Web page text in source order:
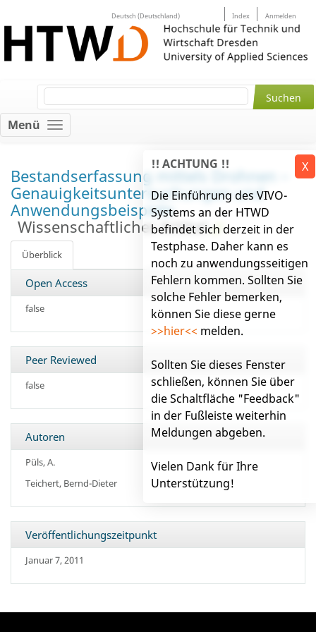
Deutsch (Deutschland) Index Anmelden
X
!! ACHTUNG !!
Die Einführung des VIVO-
Systems an der HTWD
befindet sich derzeit in der
Testphase. Daher kann es
noch zu anwendungsseitigen
Fehlern kommen. Sollten Sie
solche Fehler bemerken,
können Sie diese gerne
>>hier<< melden.
Sollten Sie dieses Fenster
schließen, können Sie über
die Schaltfläche "Feedback"
in der Fußleiste weiterhin
Meldungen abgeben.
Vielen Dank für Ihre
Unterstützung!
Menü
Bestandserfassung mittels Drohnen –
Genauigkeitsuntersuchungen und
Anwendungsbeispiele
Wissenschaftlicher Artikel
Überblick
Open Access
false
Peer Reviewed
false
Autoren
Püls, A.
Teichert, Bernd-Dieter
Veröffentlichungszeitpunkt
Januar 7, 2011